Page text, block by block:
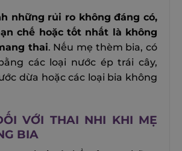
những rủi ro không đáng có,
chế hoặc tốt nhất là không
thai. Nếu mẹ thèm bia, có
các loại nước ép trái cây,
dừa hoặc các loại bia không
VỚI THAI NHI KHI MẸ
BIA